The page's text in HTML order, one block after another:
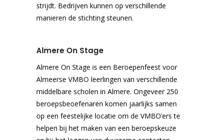
strijdt. Bedrijven kunnen op verschillende
manieren de stichting steunen.
Almere On Stage
Almere On Stage is een Beroepenfeest voor
Almeerse VMBO leerlingen van verschillende
middelbare scholen in Almere. Ongeveer 250
beroepsbeoefenaren komen jaarlijks samen
op een feestelijke locatie om de VMBO’ers te
helpen bij het maken van een beroepskeuze